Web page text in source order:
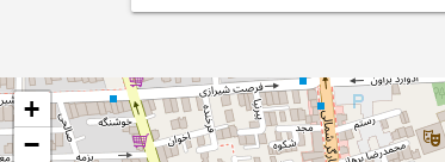
+
−